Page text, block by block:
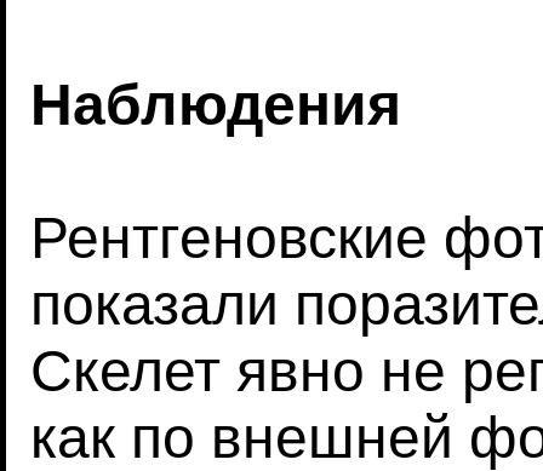
Наблюдения
Рентгеновские
показали
Скелет явно не
как по внешней